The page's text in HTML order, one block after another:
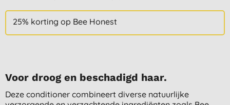
25% korting op Bee Honest
Voor droog en beschadigd haar.
Deze conditioner combineert diverse natuurlijke